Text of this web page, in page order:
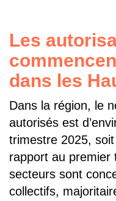
Les
dans les
Dans la région, le
autorisés est
trimestre 2025,
rapport au premier
secteurs sont
collectifs,